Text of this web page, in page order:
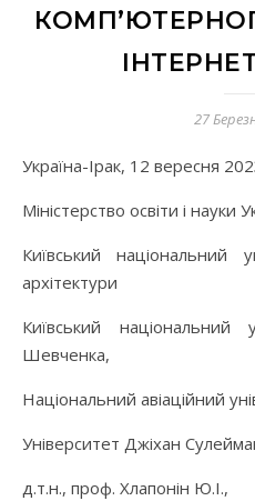
27
Україна-Ірак, 12 вересня
Міністерство освіти і науки
Київський національний
архітектури
Київський національний
Шевченка,
Національний авіаційний
Університет Джіхан
д.т.н., проф. Хлапонін Ю.І.,